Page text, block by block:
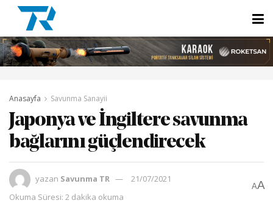
Anasayfa Savunma Sanayii
Japonya ve İngiltere savunma
bağlarını güçlendirecek
yazan Savunma TR
21/07/2021
Okuma Süresi: 2 dakika okuma
AA